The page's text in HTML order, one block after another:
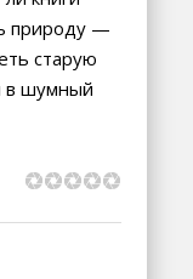
природу —
старую
в шумный